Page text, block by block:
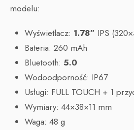
modelu:
Wyświetlacz: 1.78” IPS
Bateria: 260 mAh
Bluetooth: 5.0
Wodoodporność: IP67
Usługi: FULL TOUCH + 1
Wymiary: 44×38×11 mm
Waga: 48 g